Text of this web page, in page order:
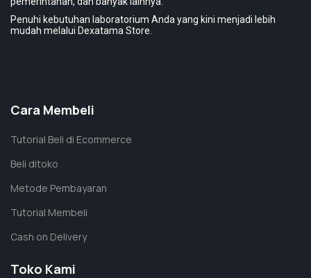
Penuhi kebutuhan laboratorium Anda yang kini menjadi lebih
mudah melalui Dexatama Store.
Cara Membeli
Tutorial Beli di Ecommerce
Beli ditoko
Metode Pembayaran
Tutorial Membeli
Cash on Delivery
Toko Kami